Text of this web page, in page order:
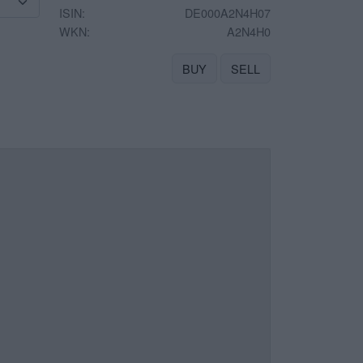
ISIN:
DE000A2N4H07
WKN:
A2N4H0
BUY SELL